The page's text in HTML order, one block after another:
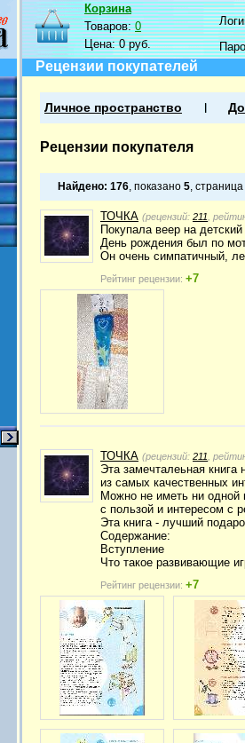
Корзина
Товаров:0
Цена:0 руб.
Рецензии покупателей
Личное пространство
Рецензии покупателя
Найдено: 176, показано 5, страница
ТОЧКА (рецензий: 211 ,
Покупала веер на
День рождения был по
Он очень симпатичный,
Рейтинг рецензии: +7
ТОЧКА (рецензий: 211 ,
Эта замечталеьная книга
из самых качественных
Можно не иметь ни одной
с пользой и интересом
Эта книга - лучший
Содержание:
Вступление
Что такое развивающие
Рейтинг рецензии: +7